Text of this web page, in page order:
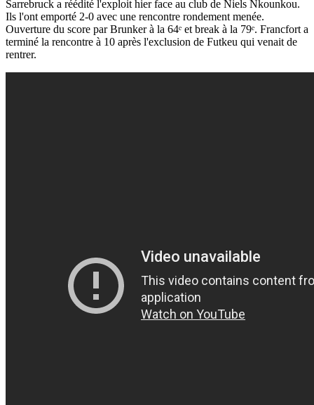
Sarrebruck a réédité l'exploit hier face au club de Niels Nkounkou.
Ils l'ont emporté 2-0 avec une rencontre rondement menée.
Ouverture du score par Brunker à la 64ᵉ et break à la 79ᵉ. Francfort a
terminé la rencontre à 10 après l'exclusion de Futkeu qui venait de
rentrer.